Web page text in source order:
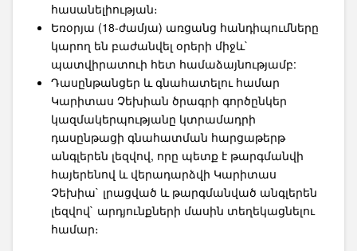
հասանելիության։
Եռօրյա (18-ժամյա) առցանց հանդիպումները
կարող են բաժանվել օրերի միջև`
պատվիրատուի հետ համաձայնությամբ:
Դասընթանցեր և գնահատելու համար
Կարիտաս Չեխիան ծրագրի գործընկեր
կազմակերպությանը կտրամադրի
դասընթացի գնահատման հարցաթերթ
անգլերեն լեզվով, որը պետք է թարգմանվի
հայերենով և վերադարձվի Կարիտաս
Չեխիա` լրացված և թարգմանված անգլերեն
լեզվով` արդյունքների մասին տեղեկացնելու
համար։